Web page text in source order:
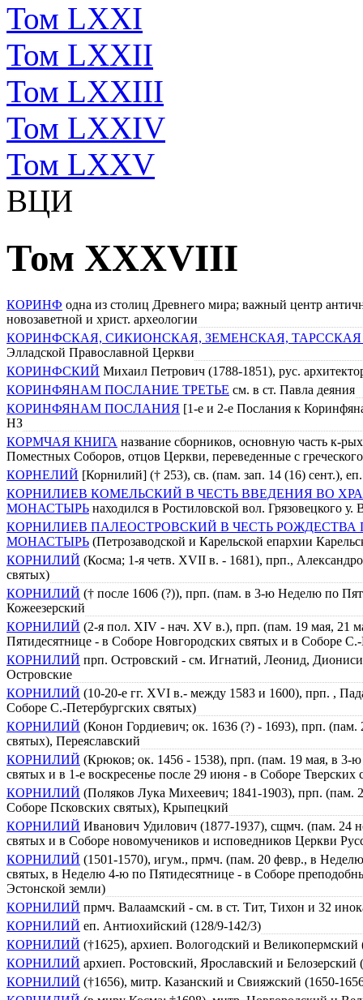
Том LXXI
Том LXXII
Том LXXIII
Том LXXIV
Том LXXV
ВЦИ
Том XXXVIII
КОРИНФ одна из столиц Древнего мира; важный центр
новозаветной и христ. археологии
КОРИНФСКАЯ, СИКИОНСКАЯ, ЗЕМЕНСКАЯ,
Элладской Православной Церкви
КОРИНФСКИЙ Михаил Петрович (1788-1851), рус.
КОРИНФЯНАМ ПОСЛАНИЕ ТРЕТЬЕ см. в ст. Павла деяния
КОРИНФЯНАМ ПОСЛАНИЯ [1-е и 2-е Послания к
НЗ
КОРМЧАЯ КНИГА название сборников, основную часть к-
Поместных Соборов, отцов Церкви, переведенные с
КОРНЕЛИЙ [Корнилий] († 253), св. (пам. зап. 14 (16) сент.),
КОРНИЛИЕВ КОМЕЛЬСКИЙ В ЧЕСТЬ ВВЕДЕНИЯ ВО
МОНАСТЫРЬ находился в Ростиловской вол. Грязовецкого у.
КОРНИЛИЕВ ПАЛЕОСТРОВСКИЙ В ЧЕСТЬ
МОНАСТЫРЬ (Петрозаводской и Карельской епархии
КОРНИЛИЙ (Косма; 1-я четв. XVII в. - 1681), прп.,
святых)
КОРНИЛИЙ († после 1606 (?)), прп. (пам. в 3-ю Неделю по
Кожеезерский
КОРНИЛИЙ (2-я пол. XIV - нач. XV в.), прп. (пам. 19 мая, 21
Пятидесятнице - в Соборе Новгородских святых и в Соборе
КОРНИЛИЙ прп. Островский - см. Игнатий, Леонид,
Островские
КОРНИЛИЙ (10-20-е гг. XVI в.- между 1583 и 1600), прп. ,
Соборе С.-Петербургских святых)
КОРНИЛИЙ (Конон Гордиевич; ок. 1636 (?) - 1693), прп.
святых), Переяславский
КОРНИЛИЙ (Крюков; ок. 1456 - 1538), прп. (пам. 19 мая, в 3-
святых и в 1-е воскресенье после 29 июня - в Соборе Тверских
КОРНИЛИЙ (Поляков Лука Михеевич; 1841-1903), прп. (пам.
Соборе Псковских святых), Крыпецкий
КОРНИЛИЙ Иванович Удилович (1877-1937), сщмч. (пам. 24
святых и в Соборе новомучеников и исповедников Церкви
КОРНИЛИЙ (1501-1570), игум., прмч. (пам. 20 февр., в
святых, в Неделю 4-ю по Пятидесятнице - в Соборе
Эстонской земли)
КОРНИЛИЙ прмч. Валаамский - см. в ст. Тит, Тихон и 32
КОРНИЛИЙ еп. Антиохийский (128/9-142/3)
КОРНИЛИЙ (†1625), архиеп. Вологодский и Великопермский
КОРНИЛИЙ архиеп. Ростовский, Ярославский и Белозерский
КОРНИЛИЙ (†1656), митр. Казанский и Свияжский (1650-